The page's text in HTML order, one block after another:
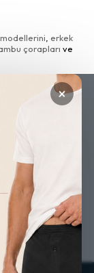
erkek
çorapları ve
ALIŞVERİŞ
ÖDEME
×